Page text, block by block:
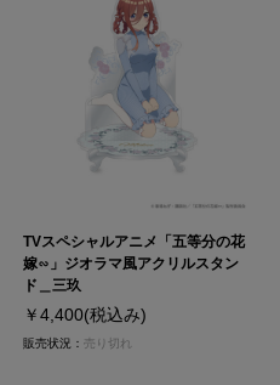
TVスペシャルアニメ「五等分の花
嫁∽」ジオラマ風アクリルスタン
ド＿三玖
￥4,400(税込み)
販売状況：売り切れ